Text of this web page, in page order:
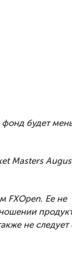
фонд будет
Masters
FXOpen. Ее не
не следует